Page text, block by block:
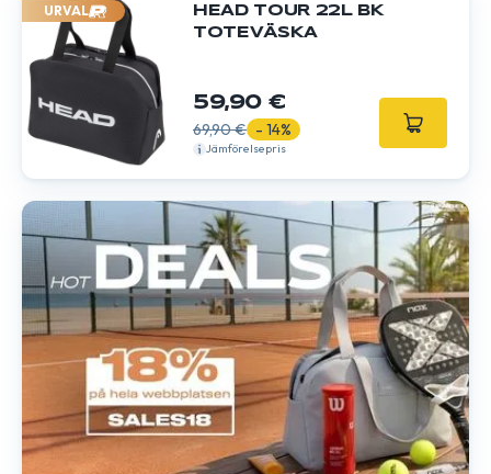
URVAL
HEAD TOUR 22L BK
TOTEVÄSKA
59,90 €
69,90 € - 14%
Jämförelsepris